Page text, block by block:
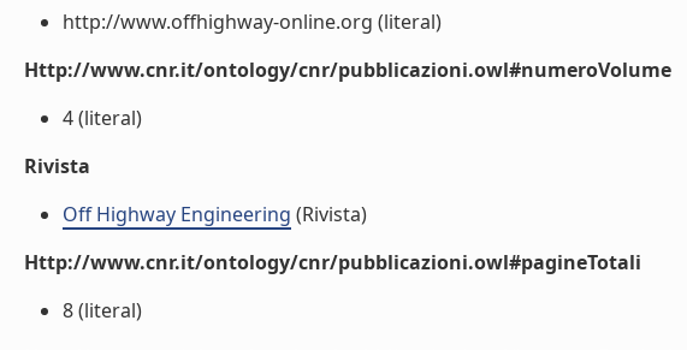
http://www.offhighway-online.org (literal)
Http://www.cnr.it/ontology/cnr/pubblicazioni.owl#numeroVolume
4 (literal)
Rivista
Off Highway Engineering (Rivista)
Http://www.cnr.it/ontology/cnr/pubblicazioni.owl#pagineTotali
8 (literal)